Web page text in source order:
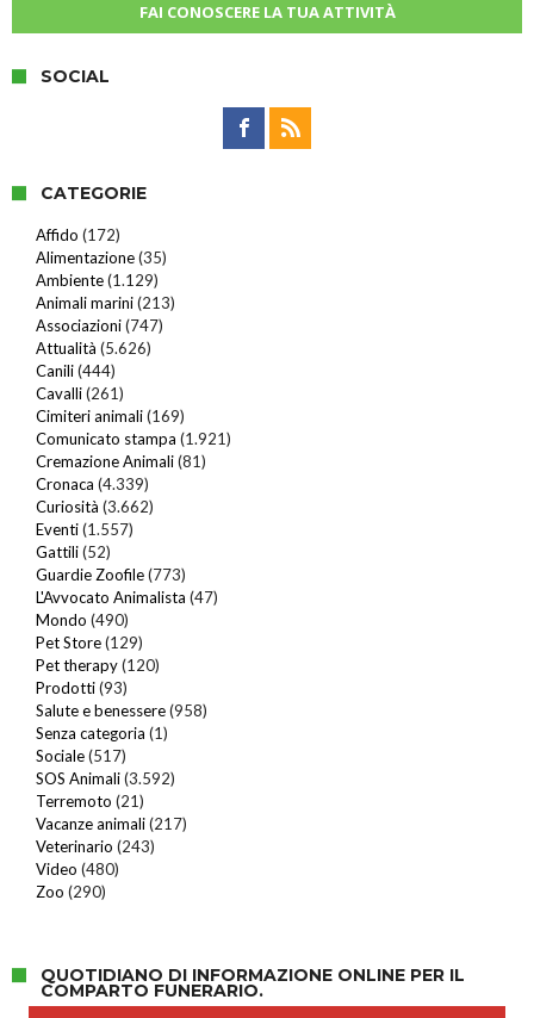
FAI CONOSCERE LA TUA ATTIVITÀ
SOCIAL
CATEGORIE
Affido (172)
Alimentazione(35)
Ambiente(1.129)
Animali marini(213)
Associazioni(747)
Attualità (5.626)
Canili(444)
Cavalli(261)
Cimiteri animali(169)
Comunicato stampa (1.921)
Cremazione Animali(81)
Cronaca (4.339)
Curiosità (3.662)
Eventi(1.557)
Gattili(52)
Guardie Zoofile(773)
L'Avvocato Animalista (47)
Mondo (490)
Pet Store(129)
Pet therapy(120)
Prodotti(93)
Salute e benessere(958)
Senza categoria (1)
Sociale(517)
SOS Animali(3.592)
Terremoto (21)
Vacanze animali(217)
Veterinario (243)
Video (480)
Zoo (290)
QUOTIDIANO DI INFORMAZIONE ONLINE PER IL
COMPARTO FUNERARIO.